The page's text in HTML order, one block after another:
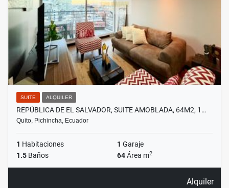
SUITE ALQUILER
REPÚBLICA DE EL SALVADOR, SUITE AMOBLADA, 64M2, 1…
Quito, Pichincha, Ecuador
1 Habitaciones 1 Garaje
1.5 Baños 64Área m2
Alquiler